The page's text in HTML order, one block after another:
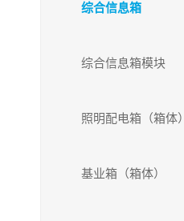
综合信息箱
综合信息箱模块
照明配电箱（箱体）
基业箱（箱体）